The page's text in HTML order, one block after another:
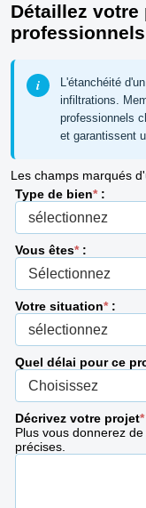
Détaillez
L'étanchéité
infiltrations.
professionnels
et garantissent
Les champs marqués
Type de bien*:
Vous êtes*:
Votre situation*:
Quel délai pour ce
Décrivez votre projet*
Plus vous donnerez
précises.